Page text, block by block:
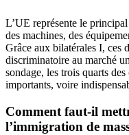
L’UE représente le
des machines, des
Grâce aux bilatérales I, ces
discriminatoire au marché
sondage, les trois quarts
importants, voire
Comment faut-il
l’immigration de